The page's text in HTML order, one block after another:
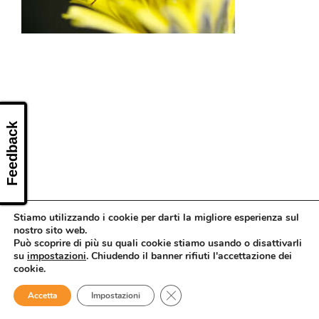
CONTATTI
Stiamo utilizzando i cookie per darti la migliore esperienza sul
nostro sito web.
Può scoprire di più su quali cookie stiamo usando o disattivarli
su impostazioni. Chiudendo il banner rifiuti l'accettazione dei
cookie.
Accetta Impostazioni Close GDPR Cookie Banner
Feedback